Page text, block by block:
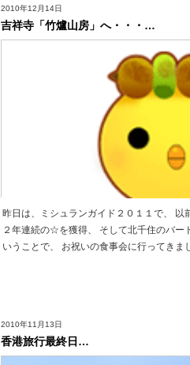
2010年12月14日
吉祥寺「竹爐山房」へ・・・…
昨日は、ミシュランガイド２０１１で、
２年連続の☆を獲得、 そして北千住のバ
いうことで、 お祝いの食事会に行ってきま
2010年11月13日
香港旅行最終日…